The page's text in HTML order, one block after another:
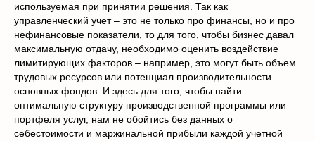
используемая при принятии решения. Так как
управленческий учет – это не только про финансы, но и про
нефинансовые показатели, то для того, чтобы бизнес давал
максимальную отдачу, необходимо оценить воздействие
лимитирующих факторов – например, это могут быть объем
трудовых ресурсов или потенциал производительности
основных фондов. И здесь для того, чтобы найти
оптимальную структуру производственной программы или
портфеля услуг, нам не обойтись без данных о
себестоимости и маржинальной прибыли каждой учетной